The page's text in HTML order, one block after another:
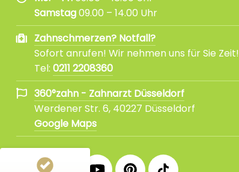
Samstag09.00 – 14.00 Uhr
Zahnschmerzen? Notfall?
Sofort anrufen! Wir nehmen uns für Sie Zeit!
Tel: 0211 2208360
360°zahn - Zahnarzt Düsseldorf
Werdener Str. 6, 40227 Düsseldorf
Google Maps
360°
360° 360° 360°
Kundenbewertungen und Erfahrungen zu
360°zahn - Zahnarzt Düsseldorf
100
%
Empfehlungen auf
ProvenExpert.com
SEHR GUT
28
Bewertungen auf
3.388
Bewertungen von